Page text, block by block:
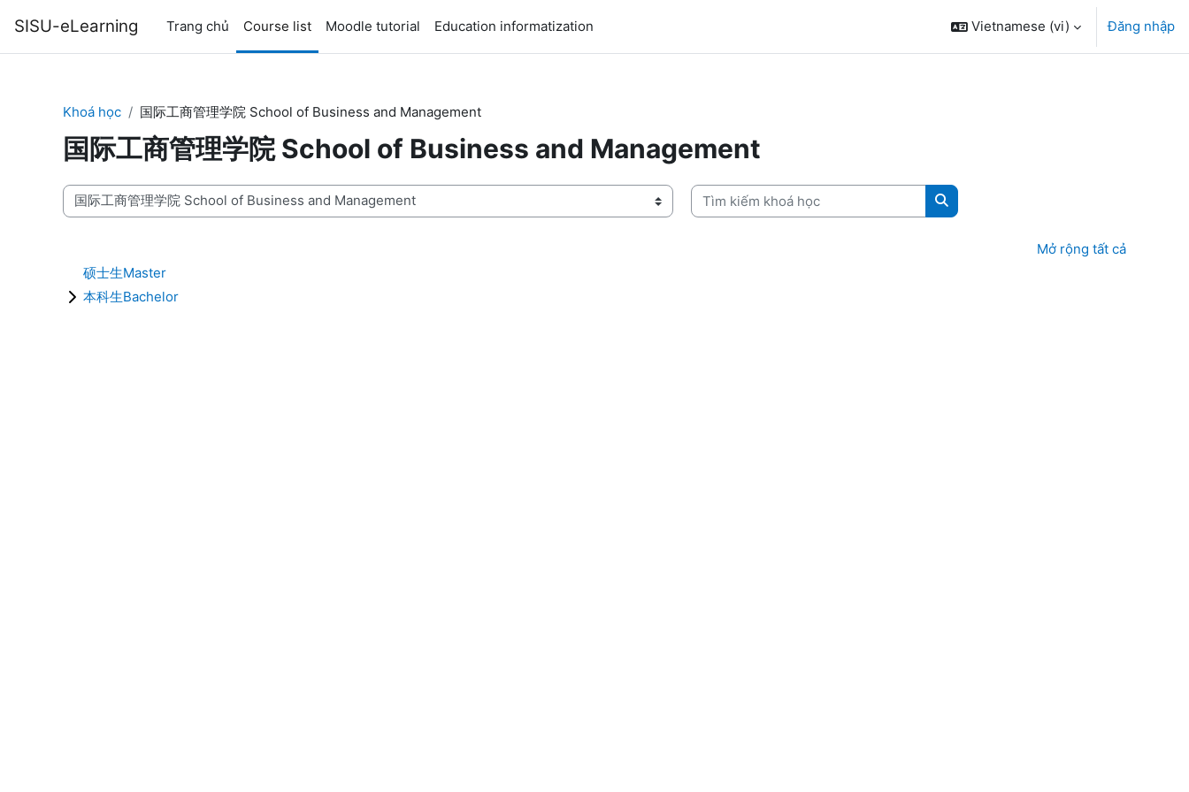
SISU-eLearning Trang chủ Course list Moodle tutorial Education informatization Vietnamese ‎(vi)‎ Đăng nhập
Khoá học 国际工商管理学院 School of Business and Management
国际工商管理学院 School of Business and Management
Danh mục khoá học
Tìm kiếm khoá học
Tìm kiếm khoá học
Mở rộng tất cả
硕士生Master
本科生Bachelor